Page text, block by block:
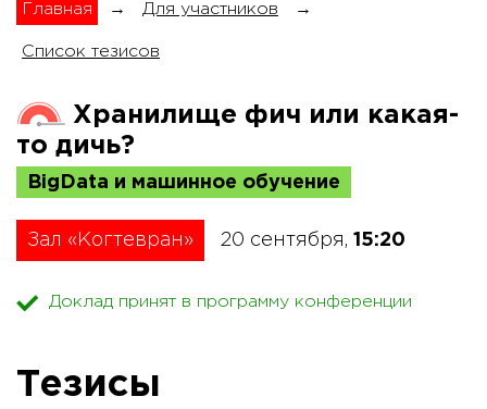
Главная → Для участников →
Список тезисов
Хранилище фич или какая-
то дичь?
BigData и машинное обучение
Зал «Когтевран» 20 сентября, 15:20
Доклад принят в программу конференции
Тезисы